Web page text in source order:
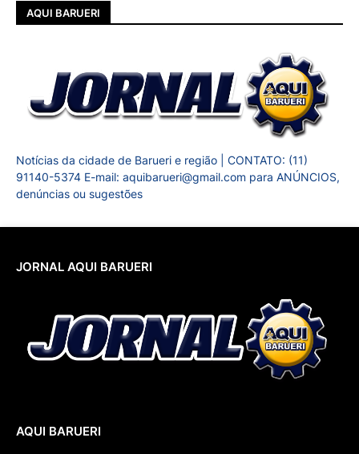
AQUI BARUERI
Notícias da cidade de Barueri e região | CONTATO: (11)
91140-5374 E-mail: aquibarueri@gmail.com para ANÚNCIOS,
denúncias ou sugestões
JORNAL AQUI BARUERI
AQUI BARUERI